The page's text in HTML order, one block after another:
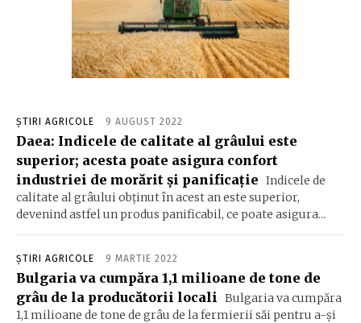
ȘTIRI AGRICOLE 9 AUGUST 2022
Daea: Indicele de calitate al grâului este
superior; acesta poate asigura confort
industriei de morărit şi panificaţie Indicele de
calitate al grâului obţinut în acest an este superior,
devenind astfel un produs panificabil, ce poate asigura...
ȘTIRI AGRICOLE 9 MARTIE 2022
Bulgaria va cumpăra 1,1 milioane de tone de
grâu de la producătorii locali
Bulgaria va cumpăra
1,1 milioane de tone de grâu de la fermierii săi pentru a-şi